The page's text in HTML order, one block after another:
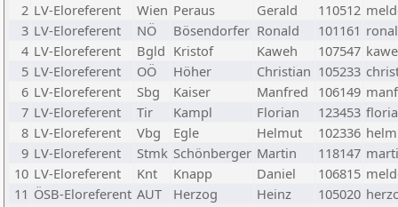
2 LV-Eloreferent Wien Peraus Gerald 110512
3 LV-Eloreferent NÖ Bösendorfer Ronald 101161
4 LV-Eloreferent Bgld Kristof Kaweh 107547
5 LV-Eloreferent OÖ Höher Christian 105233
6 LV-Eloreferent Sbg Kaiser Manfred 106149
7 LV-Eloreferent Tir Kampl Florian 123453
8 LV-Eloreferent Vbg Egle Helmut 102336
9 LV-Eloreferent Stmk Schönberger Martin 118147
10 LV-Eloreferent Knt Knapp Daniel 106815
11 ÖSB-Eloreferent AUT Herzog Heinz 105020